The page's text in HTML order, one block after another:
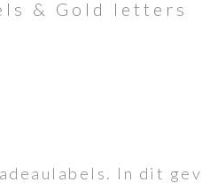
& Gold letters
In dit